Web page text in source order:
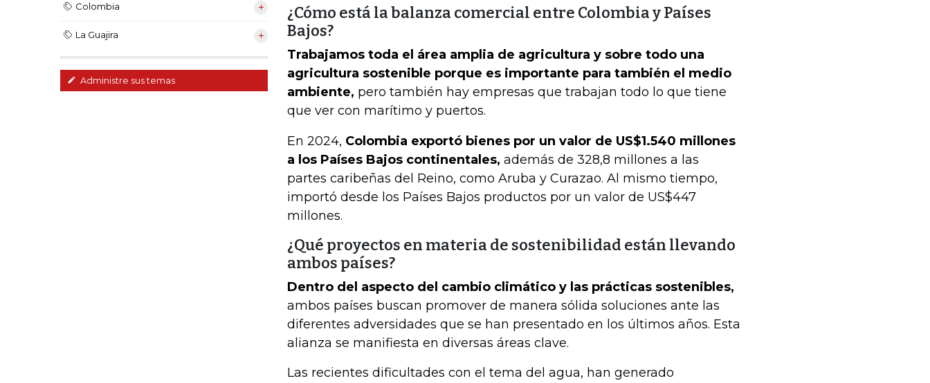
Colombia
La Guajira
Administre sus temas
¿Cómo está la balanza comercial entre Colombia y Países
Bajos?
Trabajamos toda el área amplia de agricultura y sobre todo una
agricultura sostenible porque es importante para también el medio
ambiente, pero también hay empresas que trabajan todo lo que tiene
que ver con marítimo y puertos.
En 2024, Colombia exportó bienes por un valor de US$1.540 millones
a los Países Bajos continentales, además de 328,8 millones a las
partes caribeñas del Reino, como Aruba y Curazao. Al mismo tiempo,
importó desde los Países Bajos productos por un valor de US$447
millones.
¿Qué proyectos en materia de sostenibilidad están llevando
ambos países?
Dentro del aspecto del cambio climático y las prácticas sostenibles,
ambos países buscan promover de manera sólida soluciones ante las
diferentes adversidades que se han presentado en los últimos años. Esta
alianza se manifiesta en diversas áreas clave.
Las recientes dificultades con el tema del agua, han generado